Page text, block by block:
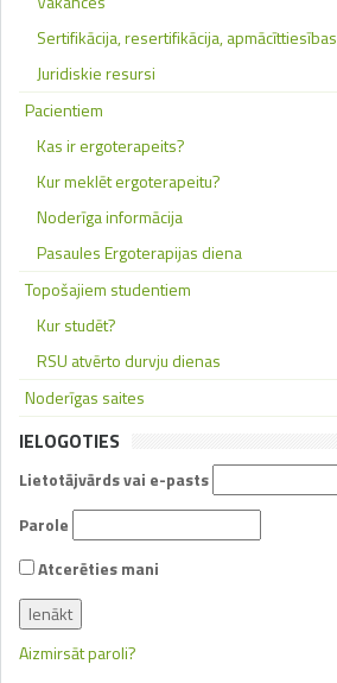
Sertifikācija, resertifikācija, apmācīttiesības
Juridiskie resursi
Pacientiem
Kas ir ergoterapeits?
Kur meklēt ergoterapeitu?
Noderīga informācija
Pasaules Ergoterapijas diena
Topošajiem studentiem
Kur studēt?
RSU atvērto durvju dienas
Noderīgas saites
IELOGOTIES
Lietotājvārds vai e-pasts
Parole
Atcerēties mani
Aizmirsāt paroli?